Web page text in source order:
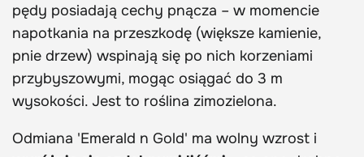
pędy posiadają cechy pnącza – w momencie
napotkania na przeszkodę (większe kamienie,
pnie drzew) wspinają się po nich korzeniami
przybyszowymi, mogąc osiągać do 3 m
wysokości. Jest to roślina zimozielona.
Odmiana 'Emerald n Gold' ma wolny wzrost i